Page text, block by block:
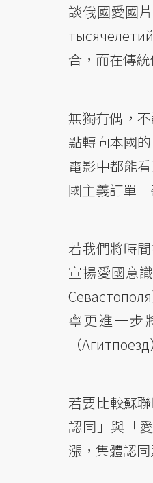
談俄國愛國
合，而在傳
無獨有偶，
點轉向本國
電影中都能
國主義訂單」
若我們將時
宣揚愛國意
寧更進一步
（
若要比較蘇
認同」與「
漲，集體認